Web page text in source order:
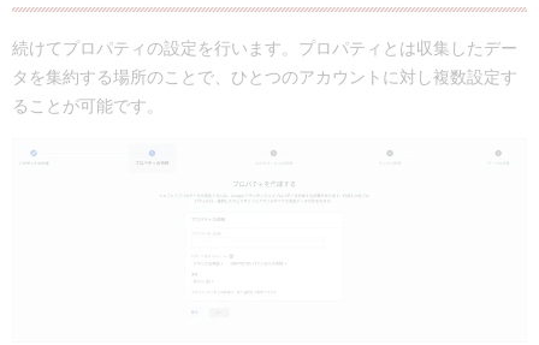
続けてプロパティの設定を行います。プロパティとは収集したデー
タを集約する場所のことで、ひとつのアカウントに対し複数設定す
ることが可能です。